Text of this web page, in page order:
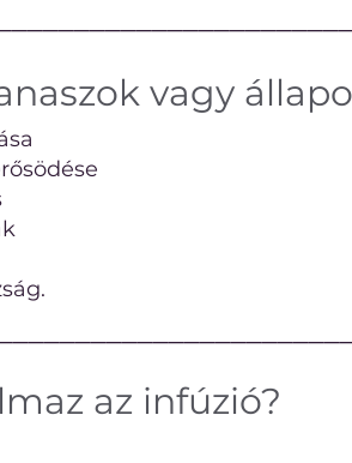
vagy
az infúzió?